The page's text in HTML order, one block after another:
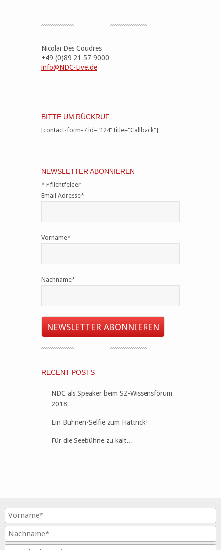
Nicolai Des Coudres
+49 (0)89 21 57 9000
info@NDC-Live.de
BITTE UM RÜCKRUF
[contact-form-7 id="124" title="Callback"]
NEWSLETTER ABONNIEREN
* Pflichtfelder
Email Adresse*
Vorname*
Nachname*
RECENT POSTS
NDC als Speaker beim SZ-Wissensforum
2018
Ein Bühnen-Selfie zum Hattrick!
Für die Seebühne zu kalt…